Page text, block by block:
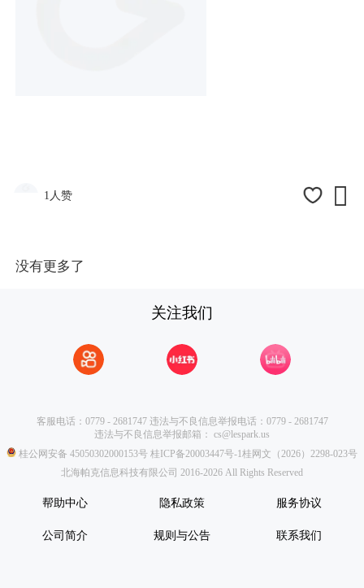
1人赞 
没有更多了
关注我们
客服电话：0779 - 2681747违法与不良信息举报电话：0779 - 2681747
违法与不良信息举报邮箱： cs@lespark.us
桂公网安备 45050302000153号桂ICP备20003447号-1桂网文（2026）2298-023号
北海帕克信息科技有限公司 2016-2026 All Rights Reserved
帮助中心 隐私政策 服务协议
公司简介 规则与公告 联系我们